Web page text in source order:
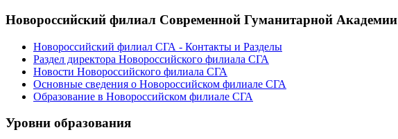
Новороссийский филиал Современной Гуманитарной Академии
Новороссийский филиал СГА - Контакты и Разделы
Раздел директора Новороссийского филиала СГА
Новости Новороссийского филиала СГА
Основные сведения о Новороссийском филиале СГА
Образование в Новороссийском филиале СГА
Уровни образования